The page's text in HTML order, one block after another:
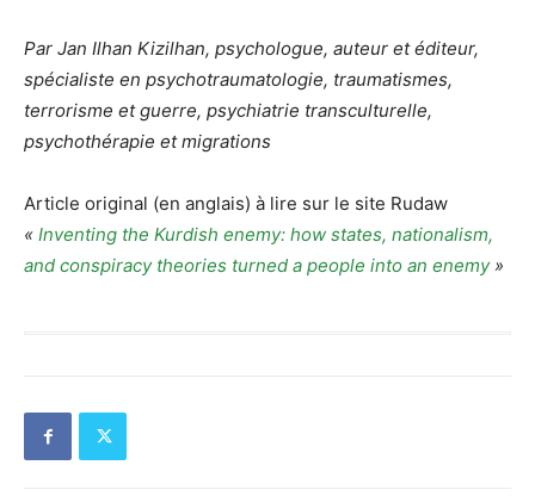
Par Jan Ilhan Kizilhan, psychologue, auteur et éditeur,
spécialiste en psychotraumatologie, traumatismes,
terrorisme et guerre, psychiatrie transculturelle,
psychothérapie et migrations
Article original (en anglais) à lire sur le site Rudaw
« Inventing the Kurdish enemy: how states, nationalism,
and conspiracy theories turned a people into an enemy»